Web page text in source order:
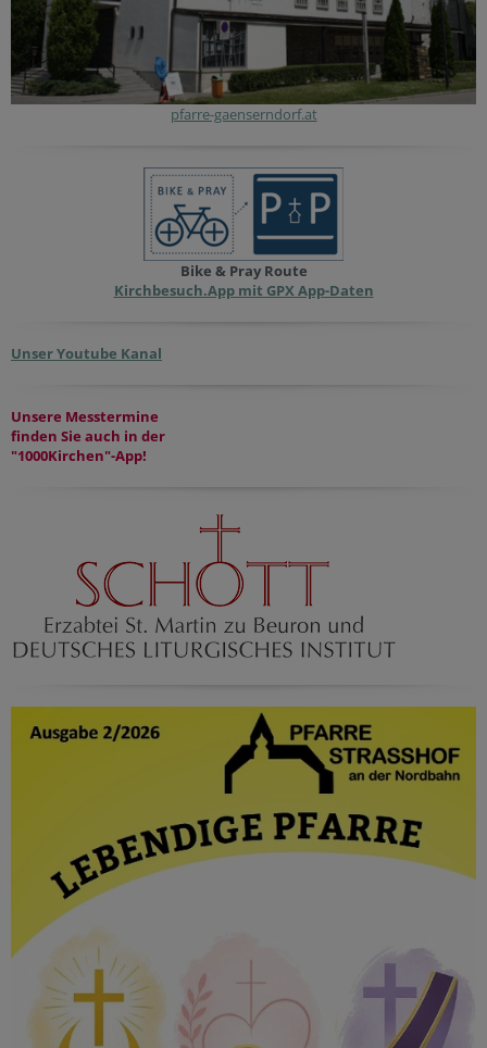
pfarre-gaenserndorf.at
Bike & Pray Route
Kirchbesuch.App mit GPX App-Daten
Unser Youtube Kanal
Unsere Messtermine
finden Sie auch in der
"1000Kirchen"-App!